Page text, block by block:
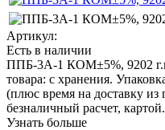
Артикул:
Есть в наличии
ППБ-3А-1 КОМ±5%, 9202
товара: с хранения.
(плюс время на доставку
безналичный расчет, картой.
Узнать больше